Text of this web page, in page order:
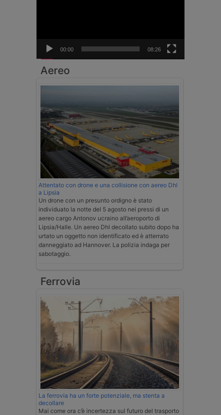
00:00 08:26
Aereo
Attentato con drone e una collisione con aereo Dhl
a Lipsia
Un drone con un presunto ordigno è stato
individuato la notte del 5 agosto nei pressi di un
aereo cargo Antonov ucraino all’aeroporto di
Lipsia/Halle. Un aereo Dhl decollato subito dopo ha
urtato un oggetto non identificato ed è atterrato
danneggiato ad Hannover. La polizia indaga per
sabotaggio.
Ferrovia
La ferrovia ha un forte potenziale, ma stenta a
decollare
Mai come ora c’è incertezza sul futuro del trasporto